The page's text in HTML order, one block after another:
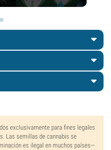
exclusivamente para fines legales
Las semillas de cannabis se
es ilegal en muchos países—